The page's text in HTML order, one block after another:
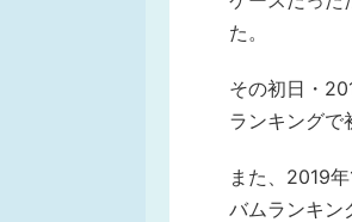
た。
その初日・
ランキングで
また、2019
バムランキン